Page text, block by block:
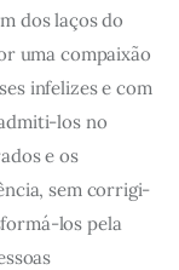
dos laços do
uma compaixão
infelizes e com
los no
e os
sem corrigi-
los pela